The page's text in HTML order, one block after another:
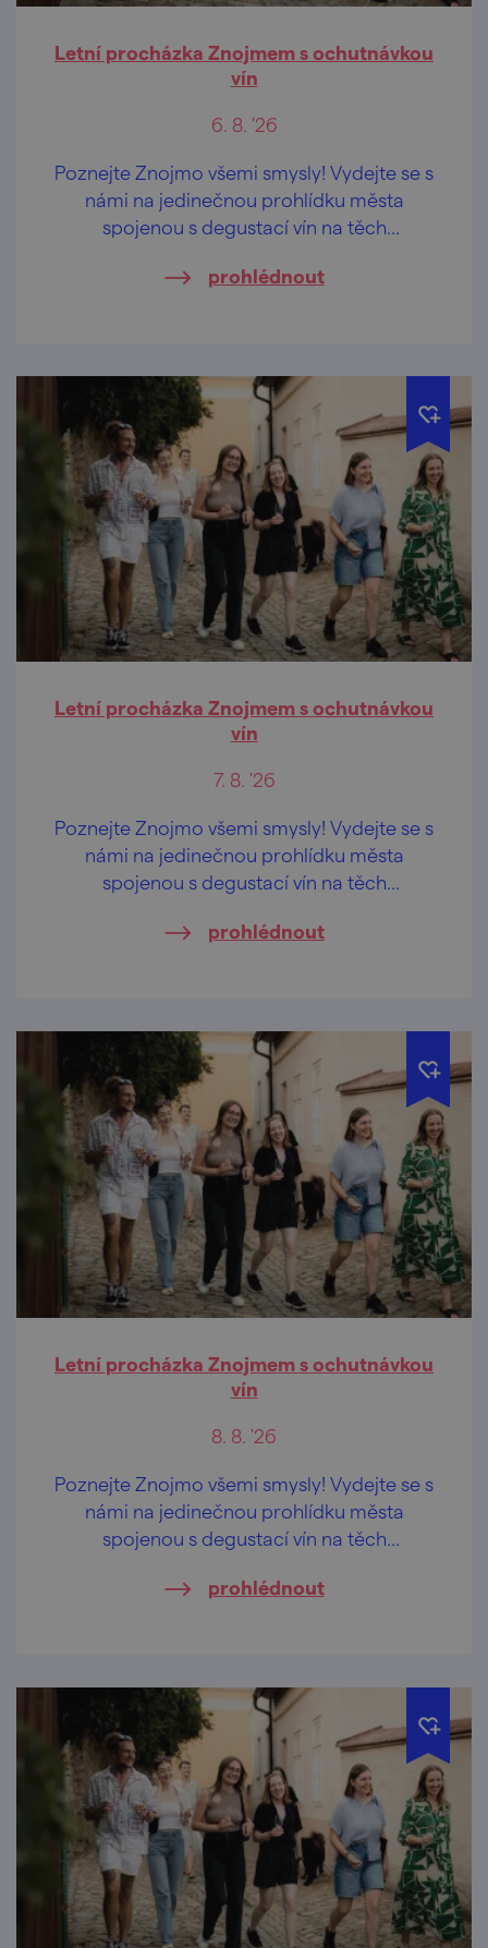
Letní procházka Znojmem s ochutnávkou
vín
6. 8. '26
Poznejte Znojmo všemi smysly! Vydejte se s
námi na jedinečnou prohlídku města
spojenou s degustací vín na těch
prohlédnout
Letní procházka Znojmem s ochutnávkou
vín
7. 8. '26
Poznejte Znojmo všemi smysly! Vydejte se s
námi na jedinečnou prohlídku města
spojenou s degustací vín na těch
prohlédnout
Letní procházka Znojmem s ochutnávkou
vín
8. 8. '26
Poznejte Znojmo všemi smysly! Vydejte se s
námi na jedinečnou prohlídku města
spojenou s degustací vín na těch
prohlédnout